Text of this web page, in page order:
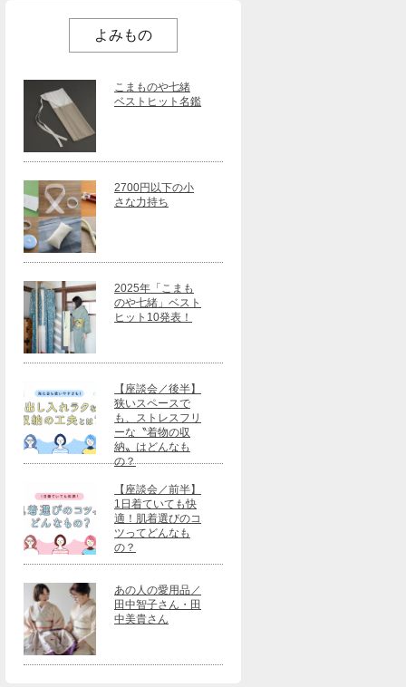
よみもの
こまものや七緒
ベストヒット名鑑
2700円以下の小
さな力持ち
2025年「こまも
のや七緒」ベスト
ヒット10発表！
【座談会／後半】
狭いスペースで
も、ストレスフリ
ーな〝着物の収
納〟はどんなも
の？
【座談会／前半】
1日着ていても快
適！肌着選びのコ
ツってどんなも
の？
あの人の愛用品／
田中智子さん・田
中美貴さん